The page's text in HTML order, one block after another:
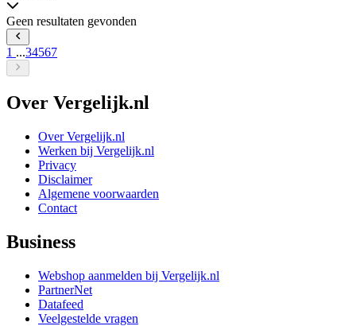
Geen resultaten gevonden
1 ...34567
Over Vergelijk.nl
Over Vergelijk.nl
Werken bij Vergelijk.nl
Privacy
Disclaimer
Algemene voorwaarden
Contact
Business
Webshop aanmelden bij Vergelijk.nl
PartnerNet
Datafeed
Veelgestelde vragen